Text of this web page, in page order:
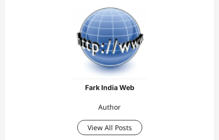
Fark India Web
Author
View All Posts